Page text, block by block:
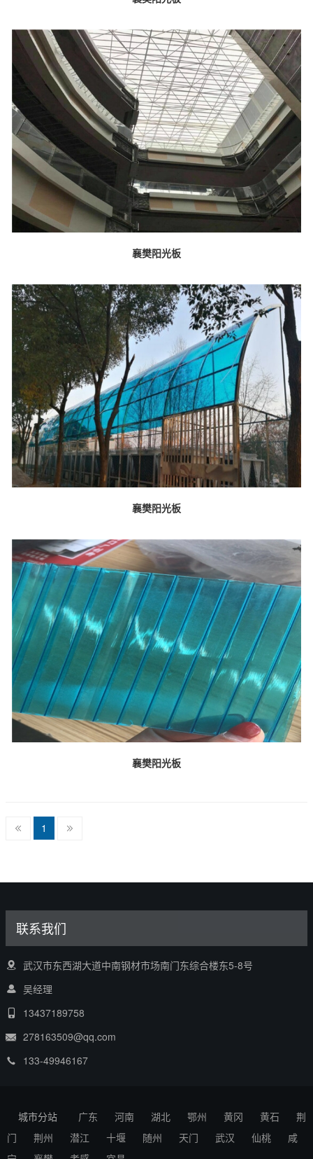
襄樊阳光板
襄樊阳光板
襄樊阳光板
1
联系我们
武汉市东西湖大道中南钢材市场南门东综合楼东5-8号
吴经理
13437189758
278163509@qq.com
133-49946167
城市分站 广东 河南 湖北 鄂州 黄冈 黄石
荆
门
荆州 潜江 十堰 随州 天门 武汉 仙桃
咸